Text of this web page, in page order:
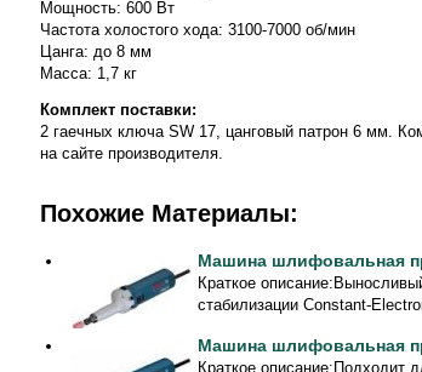
Мощность: 600 Вт
Частота холостого хода: 3100-7000 об/мин
Цанга: до 8 мм
Масса: 1,7 кг
Комплект поставки:
2 гаечных ключа SW 17, цанговый патрон 6 мм.
на сайте производителя.
Похожие Материалы:
Машина шлифовальная
Краткое
стабилизации Constant-
Машина шлифовальная
Краткое описание:Подходит